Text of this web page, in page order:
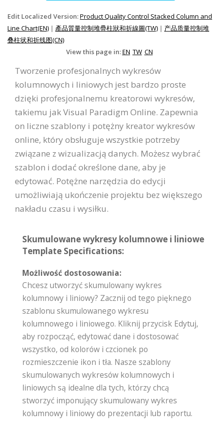
Edit Localized Version:Product Quality Control Stacked Column and
Line Chart(EN) | 產品質量控制堆疊柱狀和折線圖(TW) | 产品质量控制堆
叠柱状和折线图(CN)
View this page in:EN TW CN
Tworzenie profesjonalnych wykresów
kolumnowych i liniowych jest bardzo proste
dzięki profesjonalnemu kreatorowi wykresów,
takiemu jak Visual Paradigm Online. Zapewnia
on liczne szablony i potężny kreator wykresów
online, który obsługuje wszystkie potrzeby
związane z wizualizacją danych. Możesz wybrać
szablon i dodać określone dane, aby je
edytować. Potężne narzędzia do edycji
umożliwiają ukończenie projektu bez większego
nakładu czasu i wysiłku.
Skumulowane wykresy kolumnowe i liniowe
Template Specifications:
Możliwość dostosowania:
Chcesz utworzyć skumulowany wykres
kolumnowy i liniowy? Zacznij od tego pięknego
szablonu skumulowanego wykresu
kolumnowego i liniowego. Kliknij przycisk Edytuj,
aby rozpocząć, edytować dane i dostosować
wszystko, od kolorów i czcionek po
rozmieszczenie ikon i tła. Nasze szablony
skumulowanych wykresów kolumnowych i
liniowych są idealne dla tych, którzy chcą
stworzyć imponujący skumulowany wykres
kolumnowy i liniowy do prezentacji lub raportu.